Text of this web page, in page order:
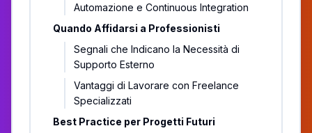
Automazione e Continuous Integration
Quando Affidarsi a Professionisti
Segnali che Indicano la Necessità di
Supporto Esterno
Vantaggi di Lavorare con Freelance
Specializzati
Best Practice per Progetti Futuri